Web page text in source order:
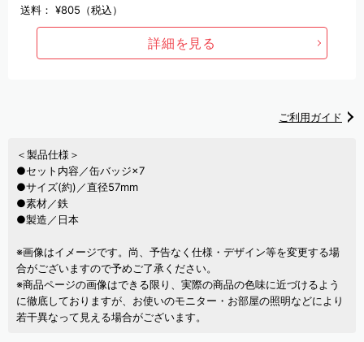
送料： ¥805（税込）
詳細を見る
ご利用ガイド
＜製品仕様＞
●セット内容／缶バッジ×7
●サイズ(約)／直径57mm
●素材／鉄
●製造／日本
※画像はイメージです。尚、予告なく仕様・デザイン等を変更する場
合がございますので予めご了承ください。
※商品ページの画像はできる限り、実際の商品の色味に近づけるよう
に徹底しておりますが、お使いのモニター・お部屋の照明などにより
若干異なって見える場合がございます。